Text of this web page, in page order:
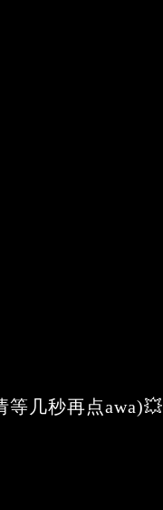
等几秒再点awa)💥